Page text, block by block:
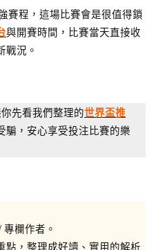
賽程，這場比賽會是很值得鎖
與開賽時間，比賽當天直接收
戰況。
先看我們整理的世界盃推
騙，安心享受投注比賽的樂
欄作者。
點，整理成好讀、實用的解析